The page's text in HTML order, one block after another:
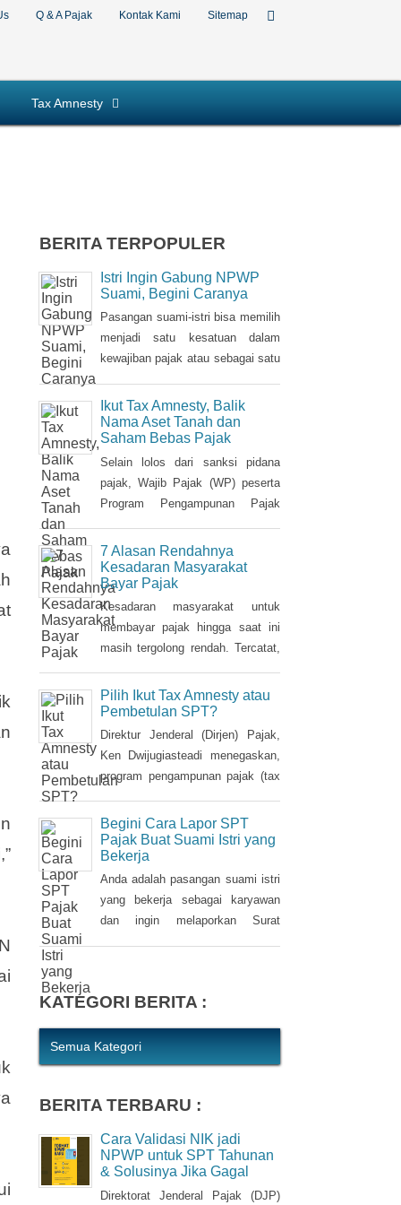
Q & A Pajak Kontak Kami Sitemap
Tax Amnesty
BERITA TERPOPULER
Istri Ingin Gabung NPWP
Suami, Begini Caranya
Pasangan suami-istri bisa memilih
menjadi satu kesatuan dalam
kewajiban pajak atau sebagai satu
sudah memiliki NPWP, maka
harus dihapuskan dan dialihkan ke
suami. Bagaimana caranya?
Ikut Tax Amnesty, Balik
Nama Aset Tanah dan
Saham Bebas Pajak
Selain lolos dari sanksi pidana
pajak, Wajib Pajak (WP) peserta
Program Pengampunan Pajak
penghasilan (PPh) oleh
pemerintah. Insentif ini dapat
diperoleh jika pemohon melakukan
balik nama atas harta berupa
saham dan harta tidak bergerak,
7 Alasan Rendahnya
Kesadaran Masyarakat
Bayar Pajak
Kesadaran masyarakat untuk
membayar pajak hingga saat ini
masih tergolong rendah. Tercatat,
persen, lebih rendah dibandingkan
Pilih Ikut Tax Amnesty atau
Pembetulan SPT?
Direktur Jenderal (Dirjen) Pajak,
Ken Dwijugiasteadi menegaskan,
program pengampunan pajak (tax
(WP). WP berhak untuk memilih
pembetulan Surat Pemberitahuan
(SPT) Tahunan Pajak Penghasilan
(PPh) dengan aturan main yang
berbeda, salah satunya mengenai
Begini Cara Lapor SPT
Pajak Buat Suami Istri yang
Bekerja
Anda adalah pasangan suami istri
yang bekerja sebagai karyawan
dan ingin melaporkan Surat
bisa Anda lakukan. Saat
Dwi Astuti memberikan
suami atau istri
KATEGORI BERITA :
Semua Kategori
BERITA TERBARU :
Cara Validasi NIK jadi
NPWP untuk SPT Tahunan
& Solusinya Jika Gagal
Direktorat Jenderal Pajak (DJP)